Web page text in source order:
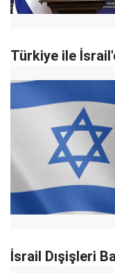
Türkiye ile
İsrail Dışişleri